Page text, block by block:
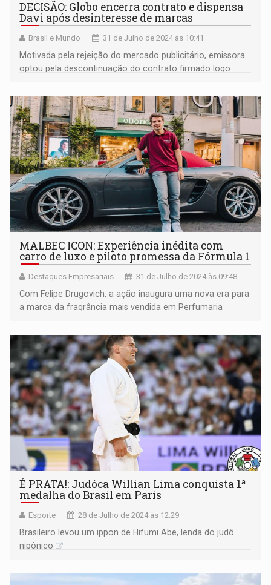
DECISÃO: Globo encerra contrato e dispensa
Davi após desinteresse de marcas
Brasil e Mundo 31 de Julho de 2024 às 10:41
Motivada pela rejeição do mercado publicitário, emissora
optou pela descontinuação do contrato firmado logo
MALBEC ICON: Experiência inédita com
carro de luxo e piloto promessa da Fórmula 1
Destaques Empresariais 31 de Julho de 2024 às 09:48
Com Felipe Drugovich, a ação inaugura uma nova era para
a marca da fragrância mais vendida em Perfumaria
É PRATA!: Judóca Willian Lima conquista 1ª
medalha do Brasil em Paris
Esporte 28 de Julho de 2024 às 12:29
Brasileiro levou um ippon de Hifumi Abe, lenda do judô
nipônico